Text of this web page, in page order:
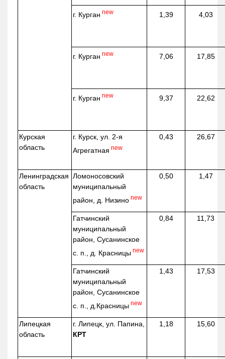
г. Курган new 1,39 4,03
г. Курган new 7,06 17,85
г. Курган new 9,37 22,62
Курская
область
г. Курск, ул. 2-я
Агрегатная new
0,43 26,67
Ленинградская
область
Ломоносовский
муниципальный
район, д. Низино new
0,50 1,47
Гатчинский
муниципальный
район, Сусанинское
с. п., д. Красницы new
0,84 11,73
Гатчинский
муниципальный
район, Сусанинское
с. п., д.Красницы new
1,43 17,53
Липецкая
область
г. Липецк, ул. Папина,
КРТ
1,18 15,60